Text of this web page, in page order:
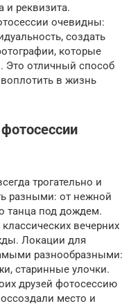
и реквизита.
очевидны:
создать
которые
Это отличный способ
в жизнь
трогательно и
разными: от нежной
танца под дождем.
вечерних
Локации для
разнообразными:
старинные улочки.
друзей фотосессию
место и